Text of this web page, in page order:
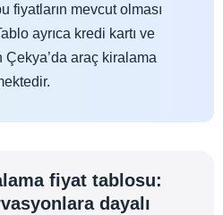
fiyatların mevcut olması
ayrıca kredi kartı ve
araç kiralama
fiyat tablosu:
dayalı